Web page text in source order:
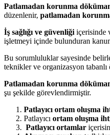
Patlamadan korunma
düzenlenir, patlamadan
İş sağlığı ve güvenliği içerisinde
işletmeyi içinde bulunduran
Bu sorumluluklar sayesinde
teknikler ve organizasyon
Patlamadan korunma
şu şekilde görevlendirmiştir.
Patlayıcı ortam oluşma
Patlayıcı ortam oluşma
Patlayıcı ortamlar